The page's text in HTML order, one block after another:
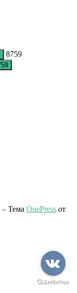
8759
– Тема OnePress от